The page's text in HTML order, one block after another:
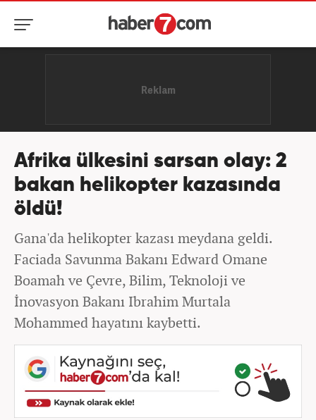
Afrika ülkesini sarsan olay: 2
bakan helikopter kazasında
öldü!
Gana'da helikopter kazası meydana geldi.
Faciada Savunma Bakanı Edward Omane
Boamah ve Çevre, Bilim, Teknoloji ve
İnovasyon Bakanı Ibrahim Murtala
Mohammed hayatını kaybetti.